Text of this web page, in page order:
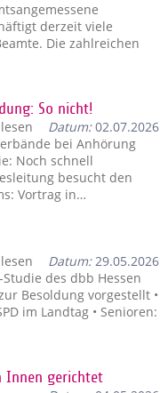
derzeit viele
Die zahlreichen
So nicht!
Datum:02.07.2026
bei Anhörung
Noch schnell
besucht den
Vortrag in…
Datum:29.05.2026
Studie des dbb Hessen
Besoldung vorgestellt •
im Landtag • Senioren:
Innen gerichtet